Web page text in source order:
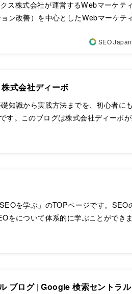
ス株式会社が運営するWebマーケテ
ン改善）を中心としたWebマーケテ
SEO
式会社ディーボ
知識から実践方法までを、初心者に
す。このブログは株式会社ディーボ
を学ぶ」のTOPページです。SEO
をについて体系的に学ぶことができま
ブログ | Google 検索セントラ